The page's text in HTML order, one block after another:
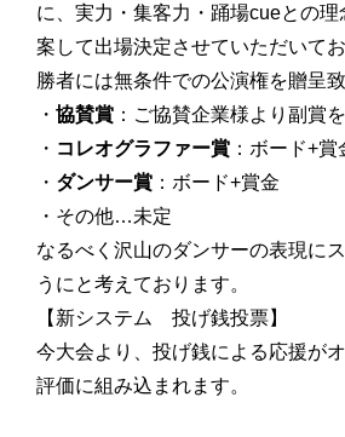
に、実力・集客力・踊場cueとの
案して出場決定させていただいて
勝者には無条件での公演権を贈呈致
・ 協賛賞 ：ご協賛企業様より副賞
・ コレオグラファー賞 ：ボード+賞
・ ダンサー賞 ：ボード+賞金
・その他…未定
なるべく沢山のダンサーの表現に
うにと考えております。
【新システム 投げ銭投票】
今大会より、投げ銭による応援が
評価に組み込まれます。